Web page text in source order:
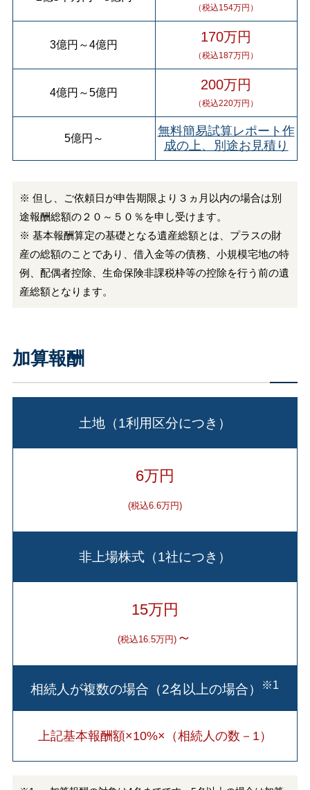
（税込154万円）
3億円 ～4億円 170万円
（税込187万円）
4億円 ～5億円 200万円
（税込220万円）
5億円 ～
無料簡易試算レポート作
成の上、別途お見積り
※ 但し、ご依頼日が申告期限より３ヵ月以内の場合は別
途報酬総額の２０～５０％を申し受けます。
※ 基本報酬算定の基礎となる遺産総額とは、プラスの財
産の総額のことであり、借入金等の債務、小規模宅地の特
例、配偶者控除、生命保険非課税枠等の控除を行う前の遺
産総額となります。
加算報酬
土地（1利用区分につき）
6万円
(税込6.6万円)
非上場株式（1社につき）
15万円
(税込16.5万円) ～
相続人が複数の場合（2名以上の場合） ※1
上記基本報酬額×10%×（相続人の数－1）